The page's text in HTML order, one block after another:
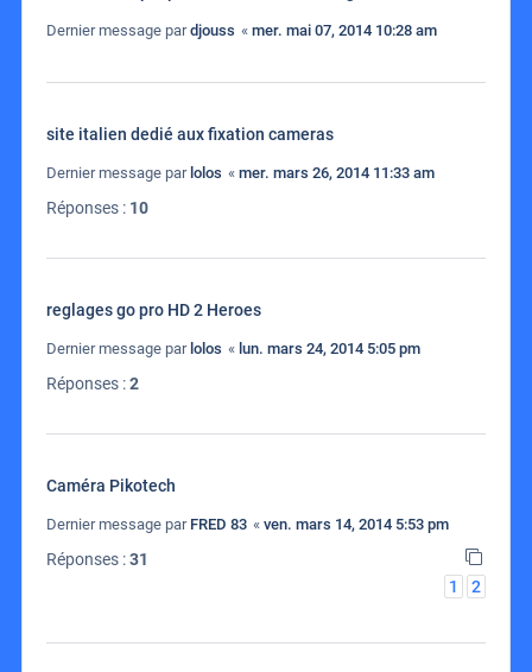
Dernier message pardjouss « mer. mai 07, 2014 10:28 am
site italien dedié aux fixation cameras
Dernier message parlolos « mer. mars 26, 2014 11:33 am
Réponses : 10
reglages go pro HD 2 Heroes
Dernier message parlolos « lun. mars 24, 2014 5:05 pm
Réponses :2
Caméra Pikotech
Dernier message par FRED 83 « ven. mars 14, 2014 5:53 pm
Réponses :31
1
2